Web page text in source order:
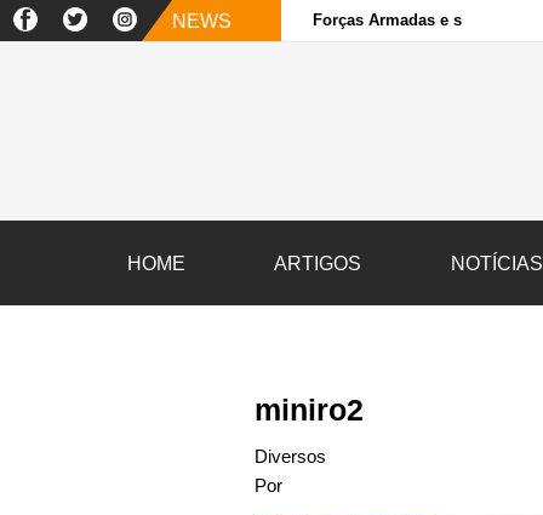
NEWS Forças Armadas e sociedade
HOME ARTIGOS NOTÍCIAS
miniro2
Diversos
Por